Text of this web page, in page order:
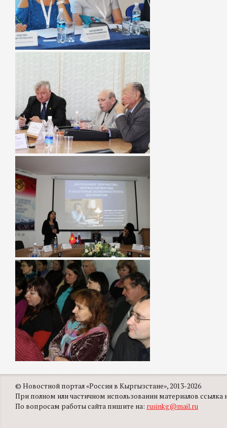
© Новостной портал «Россия в Кыргызстане», 2013-2026
При полном или частичном использовании материалов ссылка
По вопросам работы сайта пишите на: rusinkg@mail.ru